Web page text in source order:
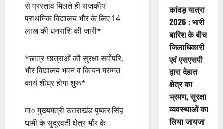
से प्रस्ताव मिलते ही राजकीय
प्राथमिक विद्यालय भौंर के लिए 14
लाख की धनराशि की जारी*
*छात्र-छात्राओं की सुरक्षा सर्वोपरि,
भौंर विद्यालय भवन व किचन मरम्मत
कार्य शीघ्र होगा शुरू*
मा० मुख्यमंत्री उत्तराखंड पुष्कर सिंह
धामी के सुदूरवर्ती क्षेत्र भौंर के
कांवड़ यात्रा
2026 : भारी
बारिश के बीच
जिलाधिकारी
एवं एसएसपी
द्वारा देहात
क्षेत्र का
भ्रमण, सुरक्षा
व्यवस्थाओं का
लिया जायजा